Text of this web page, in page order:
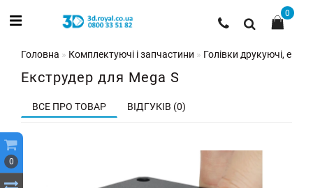
0
0
Головна Комплектуючі і запчастини Голівки друкуючі,
Екструдер для Mega S
ВСЕ ПРО ТОВАР ВІДГУКІВ (0)